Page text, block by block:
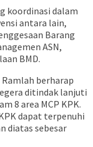
koordinasi dalam
antara lain,
Barang
ASN,
BMD.
berharap
ditindak lanjuti
8 area MCP KPK.
dapat terpenuhi
diatas sebesar